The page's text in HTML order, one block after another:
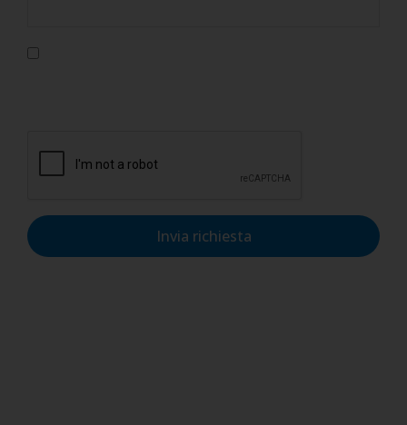
Invia richiesta